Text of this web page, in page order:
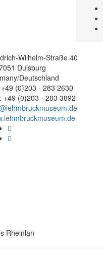
Wilhelm-Straße 40
Duisburg
Deutschland
(0)203 - 283 2630
+49 (0)203 - 283 3892
Rheinlan